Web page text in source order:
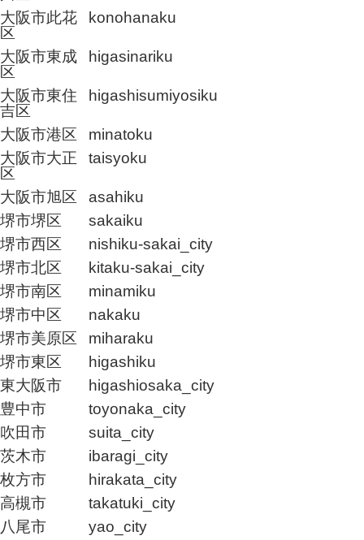
大阪市此花
区
konohanaku
大阪市東成
区
higasinariku
大阪市東住
吉区
higashisumiyosiku
大阪市港区
minatoku
大阪市大正
区
taisyoku
大阪市旭区
asahiku
堺市堺区
sakaiku
堺市西区
nishiku-sakai_city
堺市北区
kitaku-sakai_city
堺市南区
minamiku
堺市中区
nakaku
堺市美原区
miharaku
堺市東区
higashiku
東大阪市
higashiosaka_city
豊中市
toyonaka_city
吹田市
suita_city
茨木市
ibaragi_city
枚方市
hirakata_city
高槻市
takatuki_city
八尾市
yao_city